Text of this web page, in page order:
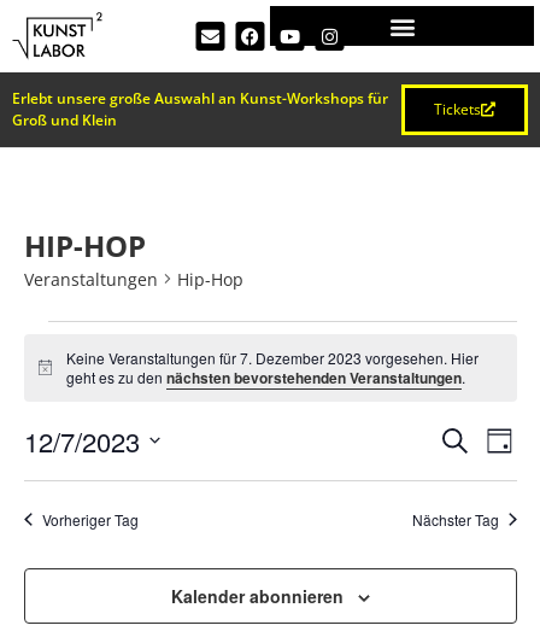
Erlebt unsere große Auswahl an Kunst-Workshops für
Groß und Klein
Tickets
HIP-HOP
Veranstaltungen Hip-Hop
Hinweis
Keine Veranstaltungen für 7. Dezember 2023 vorgesehen. Hier
geht es zu dennächsten bevorstehenden Veranstaltungen.
UND
SucheTag
12/7/2023
wählen.
Vorheriger Tag Nächster Tag
Kalender abonnieren